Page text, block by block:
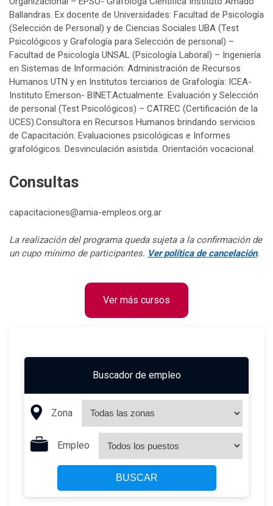
Ballandras. Ex docente de Universidades: Facultad de Psicología
(Selección de Personal) y de Ciencias Sociales UBA (Test
Psicológicos y Grafología para Selección de personal) –
Facultad de Psicología UNSAL (Psicología Laboral) – Ingeniería
en Sistemas de Información: Administración de Recursos
Humanos UTN y en Institutos terciarios de Grafología: ICEA-
Instituto Emerson- BINET.Actualmente: Evaluación y Selección
de personal (Test Psicológicos) – CATREC (Certificación de la
UCES).Consultora en Recursos Humanos brindando servicios
de Capacitación. Evaluaciones psicológicas e Informes
grafológicos. Desvinculación asistida. Orientación vocacional.
Consultas
capacitaciones@amia-empleos.org.ar
La realización del programa queda sujeta a la confirmación de
un cupo mínimo de participantes. Ver política de cancelación.
Ver más cursos
Buscador de empleo
Zona
Empleo
BUSCAR